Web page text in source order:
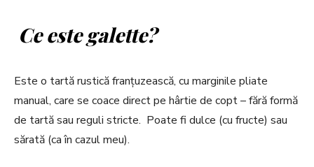
Ce este galette?
Este o tartă rustică franțuzească, cu marginile pliate
manual, care se coace direct pe hârtie de copt – fără formă
de tartă sau reguli stricte. Poate fi dulce (cu fructe) sau
sărată (ca în cazul meu).